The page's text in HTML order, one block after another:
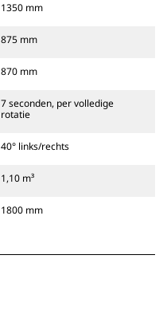
1350 mm
875 mm
870 mm
7 seconden, per volledige
rotatie
40° links/rechts
1,10 m³
1800 mm